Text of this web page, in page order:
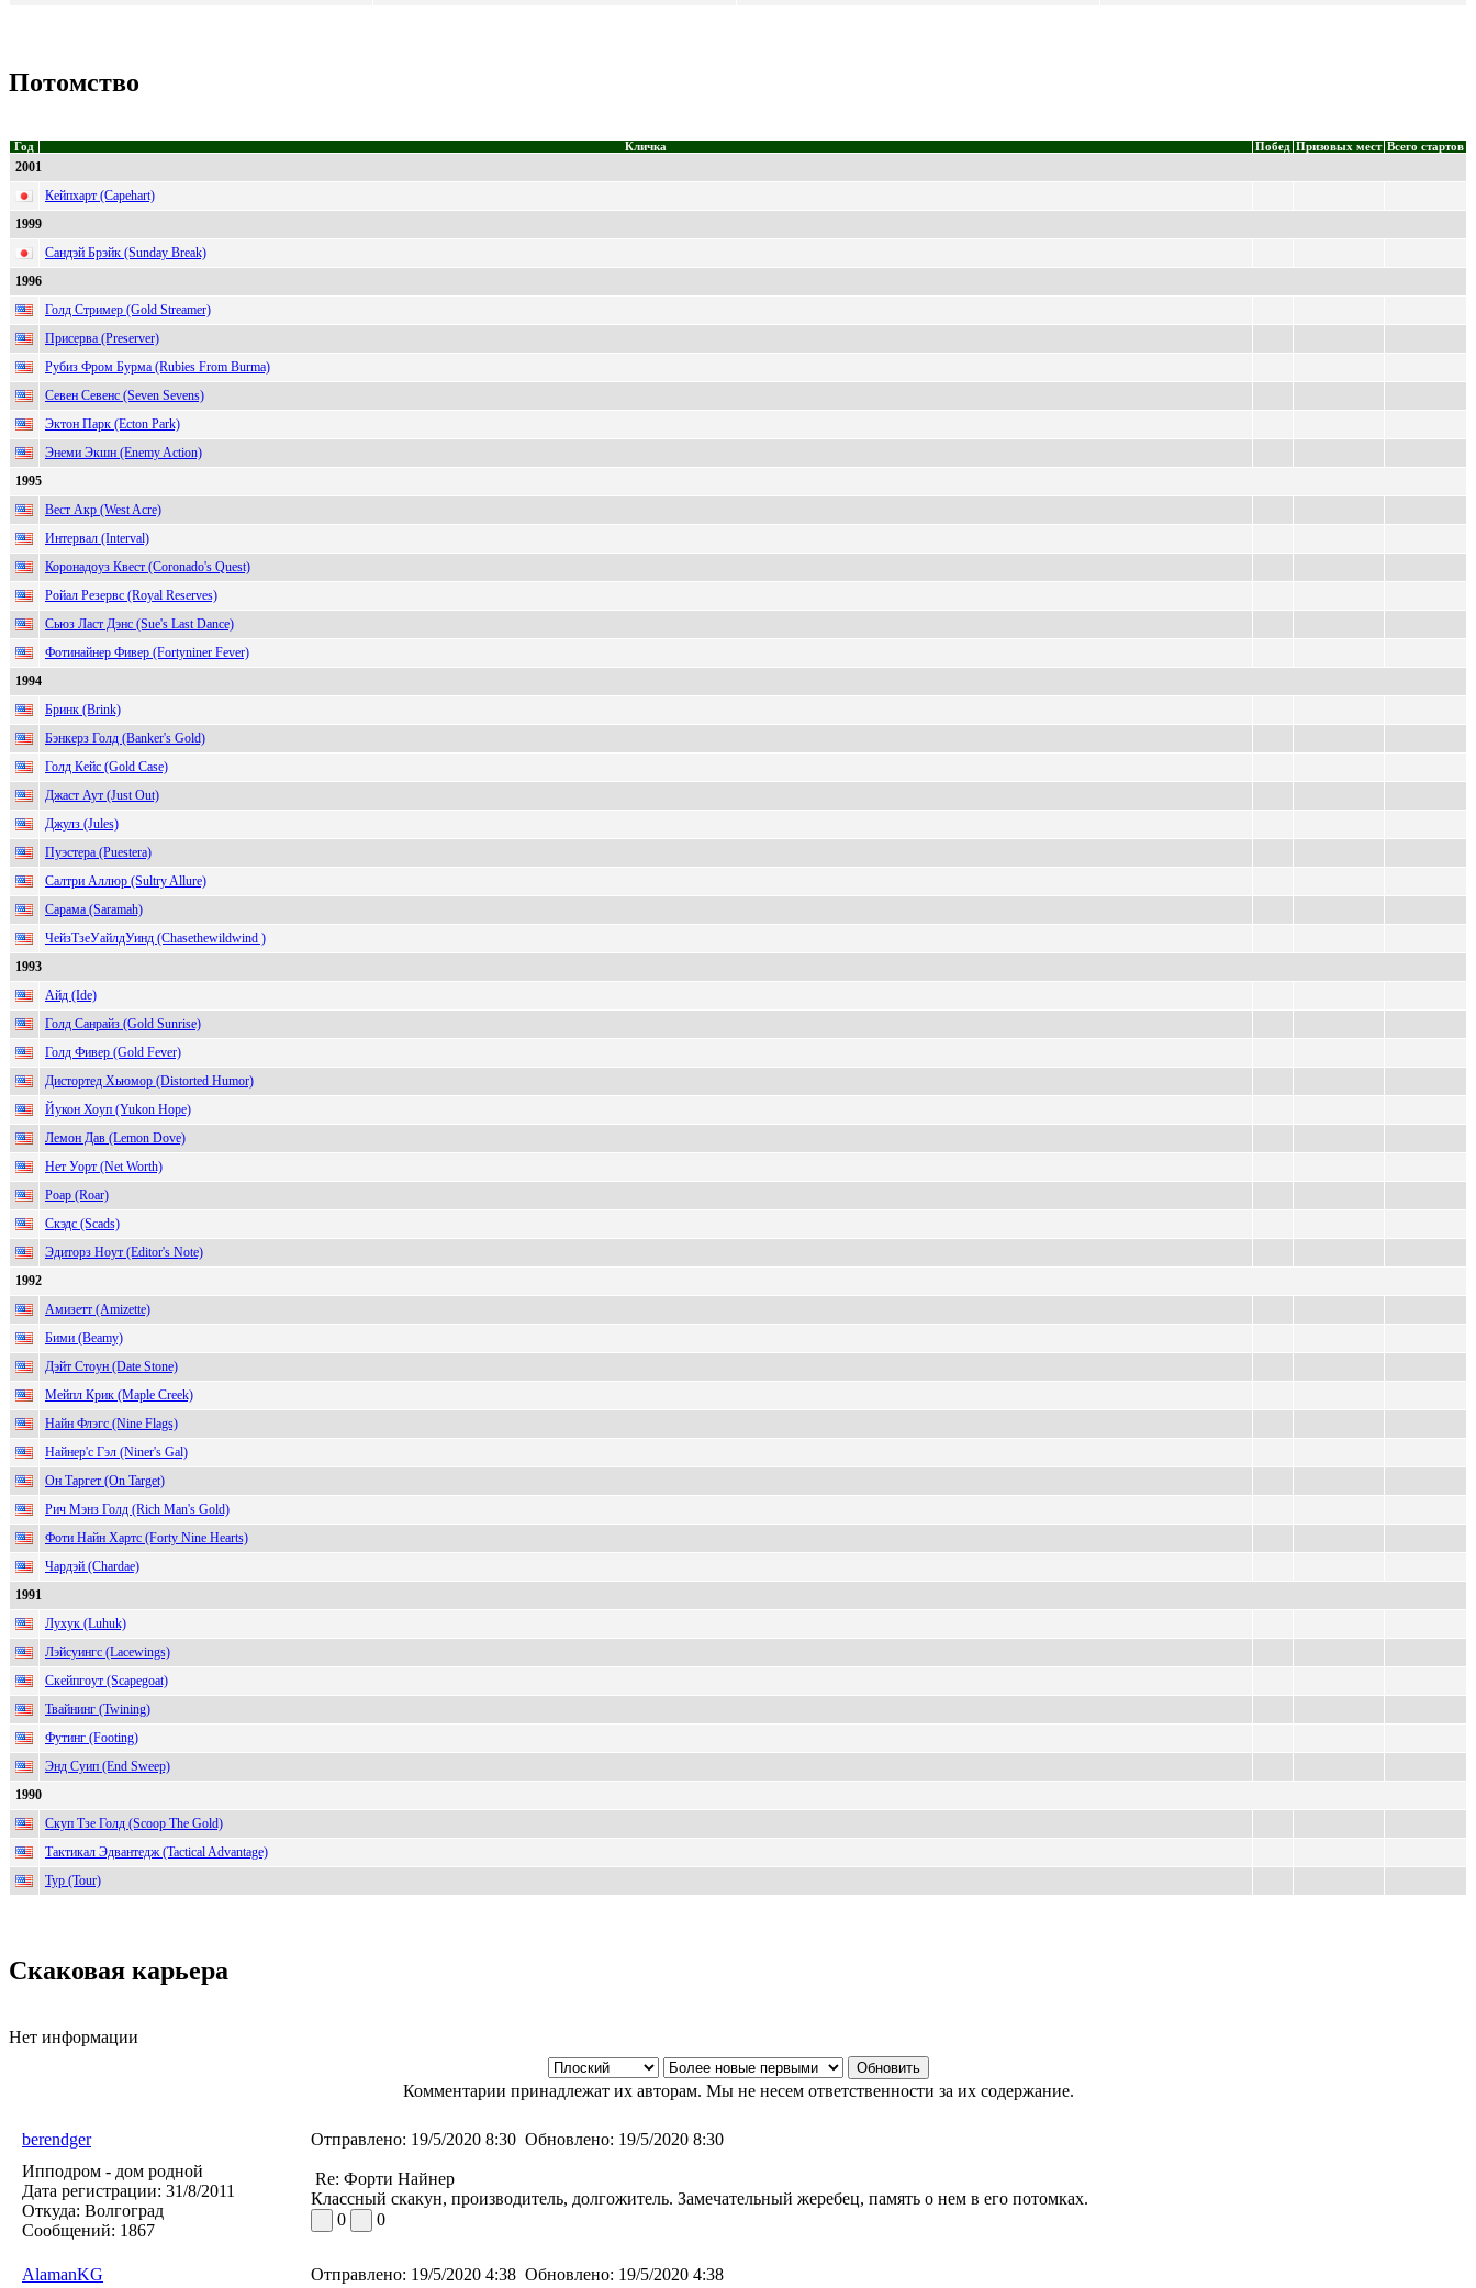
Потомство
Год Кличка Побед Призовых мест Всего стартов
2001
Кейпхарт (Capehart)
1999
Сандэй Брэйк (Sunday Break)
1996
Голд Стример (Gold Streamer)
Присерва (Preserver)
Рубиз Фром Бурма (Rubies From Burma)
Севен Севенс (Seven Sevens)
Эктон Парк (Ecton Park)
Энеми Экшн (Enemy Action)
1995
Вест Акр (West Acre)
Интервал (Interval)
Коронадоуз Квест (Coronado's Quest)
Ройал Резервс (Royal Reserves)
Сьюз Ласт Дэнс (Sue's Last Dance)
Фотинайнер Фивер (Fortyniner Fever)
1994
Бринк (Brink)
Бэнкерз Голд (Banker's Gold)
Голд Кейс (Gold Case)
Джаст Аут (Just Out)
Джулз (Jules)
Пуэстера (Puestera)
Салтри Аллюр (Sultry Allure)
Сарама (Saramah)
ЧейзТзеУайлдУинд (Chasethewildwind )
1993
Айд (Ide)
Голд Санрайз (Gold Sunrise)
Голд Фивер (Gold Fever)
Дистортед Хьюмор (Distorted Humor)
Йукон Хоуп (Yukon Hope)
Лемон Дав (Lemon Dove)
Нет Уорт (Net Worth)
Роар (Roar)
Скэдс (Scads)
Эдиторз Ноут (Editor's Note)
1992
Амизетт (Amizette)
Бими (Beamy)
Дэйт Стоун (Date Stone)
Мейпл Крик (Maple Creek)
Найн Флэгс (Nine Flags)
Найнер'с Гэл (Niner's Gal)
Он Таргет (On Target)
Рич Мэнз Голд (Rich Man's Gold)
Фоти Найн Хартс (Forty Nine Hearts)
Чардэй (Chardae)
1991
Лухук (Luhuk)
Лэйсуингс (Lacewings)
Скейпгоут (Scapegoat)
Твайнинг (Twining)
Футинг (Footing)
Энд Суип (End Sweep)
1990
Скуп Тзе Голд (Scoop The Gold)
Тактикал Эдвантедж (Tactical Advantage)
Тур (Tour)
Скаковая карьера
Нет информации
Комментарии принадлежат их авторам. Мы не несем ответственности за их содержание.
berendger Отправлено: 19/5/2020 8:30 Обновлено: 19/5/2020 8:30
Ипподром - дом родной
Дата регистрации: 31/8/2011
Откуда: Волгоград
Сообщений: 1867
Re: Форти Найнер
Классный скакун, производитель, долгожитель. Замечательный жеребец, память о нем в его потомках.
0
0
AlamanKG Отправлено: 19/5/2020 4:38 Обновлено: 19/5/2020 4:38